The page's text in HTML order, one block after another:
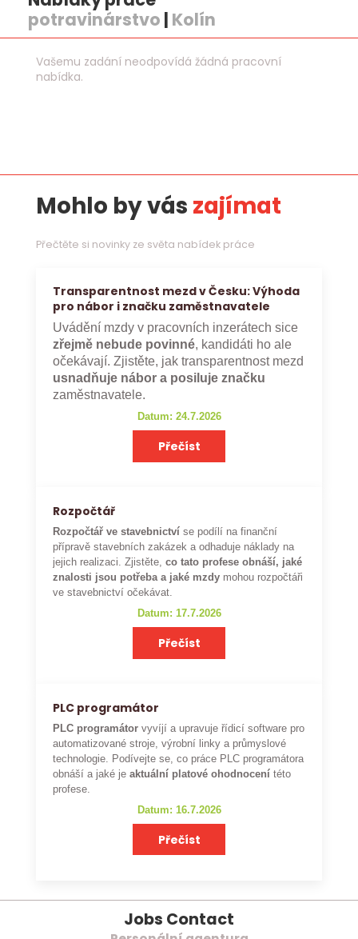
potravinárstvo | Kolín
Vašemu zadání neodpovídá žádná pracovní
nabídka.
Mohlo by vás zajímat
Přečtěte si novinky ze světa nabídek práce
Transparentnost mezd v Česku: Výhoda
pro nábor i značku zaměstnavatele
Uvádění mzdy v pracovních inzerátech sice
zřejmě nebude povinné, kandidáti ho ale
očekávají. Zjistěte, jak transparentnost mezd
usnadňuje nábor a posiluje značku
zaměstnavatele.
Datum: 24.7.2026
Přečíst
Rozpočtář
Rozpočtář ve stavebnictví se podílí na finanční
přípravě stavebních zakázek a odhaduje náklady na
jejich realizaci. Zjistěte,co tato profese obnáší, jaké
znalosti jsou potřeba a jaké mzdy mohou rozpočtáři
ve stavebnictví očekávat.
Datum: 17.7.2026
Přečíst
PLC programátor
PLC programátor vyvíjí a upravuje řídicí software pro
automatizované stroje, výrobní linky a průmyslové
technologie. Podívejte se, co práce PLC programátora
obnáší a jaké je aktuální platové ohodnocení této
profese.
Datum: 16.7.2026
Přečíst
Jobs Contact